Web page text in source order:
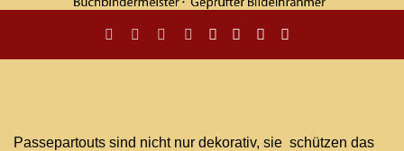
Passepartouts sind nicht nur dekorativ, sie schützen das